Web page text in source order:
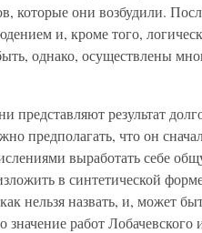
которые они возбудили.
и, кроме того,
однако, осуществлены
представляют результат
предполагать, что он
выработать себе
в синтетической
нельзя назвать, и, может
работ